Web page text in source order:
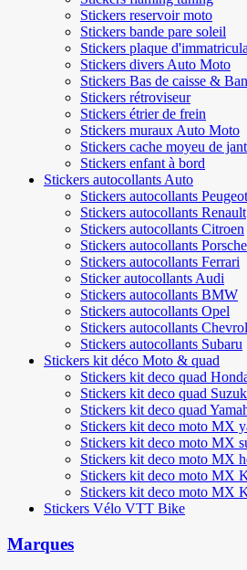
Stickers reservoir moto
Stickers bande pare soleil
Stickers plaque
Stickers divers Auto Moto
Stickers Bas de caisse &
Stickers rétroviseur
Stickers étrier de frein
Stickers muraux Auto Moto
Stickers cache moyeu de
Stickers enfant à bord
Stickers autocollants Auto
Stickers autocollants Peugeot
Stickers autocollants Renault
Stickers autocollants Citroen
Stickers autocollants Porsche
Stickers autocollants Ferrari
Sticker autocollants Audi
Stickers autocollants BMW
Stickers autocollants Opel
Stickers autocollants
Stickers autocollants Subaru
Stickers kit déco Moto & quad
Stickers kit deco quad
Stickers kit deco quad
Stickers kit deco quad
Stickers kit deco moto MX
Stickers kit deco moto MX
Stickers kit deco moto MX
Stickers kit deco moto MX
Stickers kit deco moto MX
Stickers Vélo VTT Bike
Marques